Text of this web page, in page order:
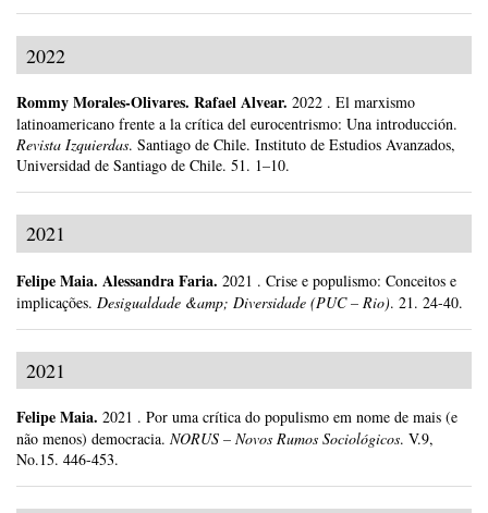
2022
Rommy Morales-Olivares. Rafael Alvear. 2022 . El marxismo
latinoamericano frente a la crítica del eurocentrismo: Una introducción.
Revista Izquierdas. Santiago de Chile. Instituto de Estudios Avanzados,
Universidad de Santiago de Chile. 51. 1–10.
2021
Felipe Maia. Alessandra Faria. 2021 . Crise e populismo: Conceitos e
implicações. Desigualdade &amp; Diversidade (PUC – Rio). 21. 24-40.
2021
Felipe Maia. 2021 . Por uma crítica do populismo em nome de mais (e
não menos) democracia. NORUS – Novos Rumos Sociológicos. V.9,
No.15. 446-453.